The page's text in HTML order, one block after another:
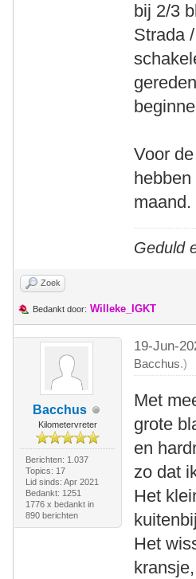
bij 2/3
Strada
Voor
maand.
Geduld
Zoek
Bedankt door: Willeke_IGKT
Bacchus
Kilometervreter
Berichten: 1.037
Topics: 17
Lid sinds: Apr 2021
Bedankt: 1251
1776 x bedankt in
890 berichten
19-Jun-
Bacchus.)
Met
grote
en
zo dat
Het
Het